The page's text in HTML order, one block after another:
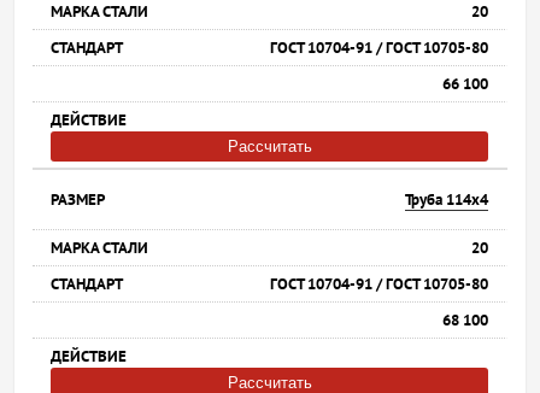
20
ГОСТ 10704-91 / ГОСТ 10705-80
66 100
Рассчитать
Труба 114х4
20
ГОСТ 10704-91 / ГОСТ 10705-80
68 100
Рассчитать